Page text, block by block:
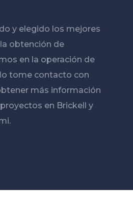
y elegido los mejores
obtención de
en la operación de
tome contacto con
más información
en Brickell y